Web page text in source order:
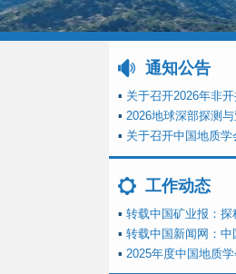
通知公告
▪ 关于召开2026年非
▪ 2026地球深部探测
▪ 关于召开中国地质
工作动态
▪ 转载中国矿业报：
▪ 转载中国新闻网：
▪ 2025年度中国地质